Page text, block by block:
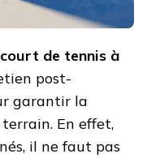
de tennis à
post-
garantir la
En effet,
il ne faut pas